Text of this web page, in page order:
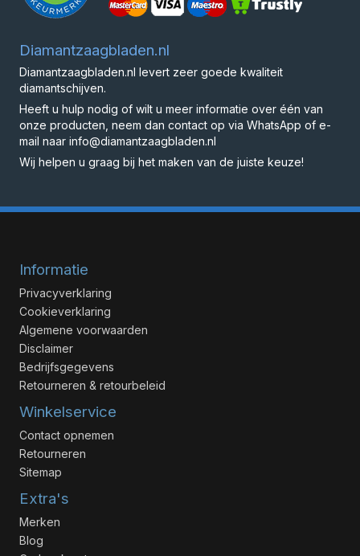
Diamantzaagbladen.nl
Diamantzaagbladen.nl levert zeer goede kwaliteit
diamantschijven.
Heeft u hulp nodig of wilt u meer informatie over één van
onze producten, neem dan contact op via WhatsApp of e-
mail naar info@diamantzaagbladen.nl
Wij helpen u graag bij het maken van de juiste keuze!
Informatie
Privacyverklaring
Cookieverklaring
Algemene voorwaarden
Disclaimer
Bedrijfsgegevens
Retourneren & retourbeleid
Winkelservice
Contact opnemen
Retourneren
Sitemap
Extra's
Merken
Blog